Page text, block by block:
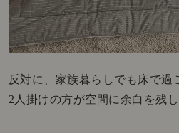
反対に、家族暮らしでも床で過
2人掛けの方が空間に余白を残